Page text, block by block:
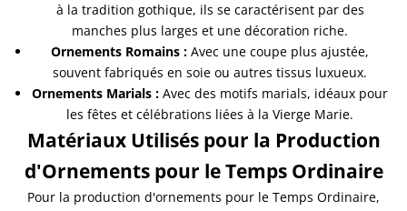
à la tradition gothique, ils se caractérisent par des
manches plus larges et une décoration riche.
Ornements Romains : Avec une coupe plus ajustée,
souvent fabriqués en soie ou autres tissus luxueux.
Ornements Marials : Avec des motifs marials, idéaux pour
les fêtes et célébrations liées à la Vierge Marie.
Matériaux Utilisés pour la Production
d'Ornements pour le Temps Ordinaire
Pour la production d'ornements pour le Temps Ordinaire,